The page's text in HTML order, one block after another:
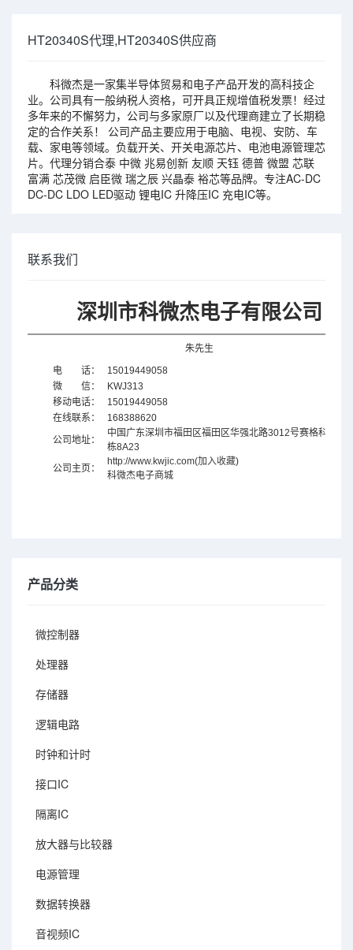
HT20340S代理,HT20340S供应商
科微杰是一家集半导体贸易和电子产品开发的高科技企
业。公司具有一般纳税人资格，可开具正规增值税发票！经过
多年来的不懈努力，公司与多家原厂以及代理商建立了长期稳
定的合作关系！ 公司产品主要应用于电脑、电视、安防、车
载、家电等领域。负载开关、开关电源芯片、电池电源管理芯
片。代理分销合泰 中微 兆易创新 友顺 天钰 德普 微盟 芯联
富满 芯茂微 启臣微 瑞之辰 兴晶泰 裕芯等品牌。专注AC-DC
DC-DC LDO LED驱动 锂电IC 升降压IC 充电IC等。
联系我们
深圳市科微杰电子有限公司
朱先生
电 话：
15019449058
微 信：
KWJ313
移动电话：
15019449058
在线联系：
168388620
公司地址：
中国广东深圳市福田区福田区华强北路3012号赛格科技园4
栋8A23
公司主页：
http://www.kwjic.com(加入收藏)
科微杰电子商城
产品分类
微控制器
处理器
存储器
逻辑电路
时钟和计时
接口IC
隔离IC
放大器与比较器
电源管理
数据转换器
音视频IC